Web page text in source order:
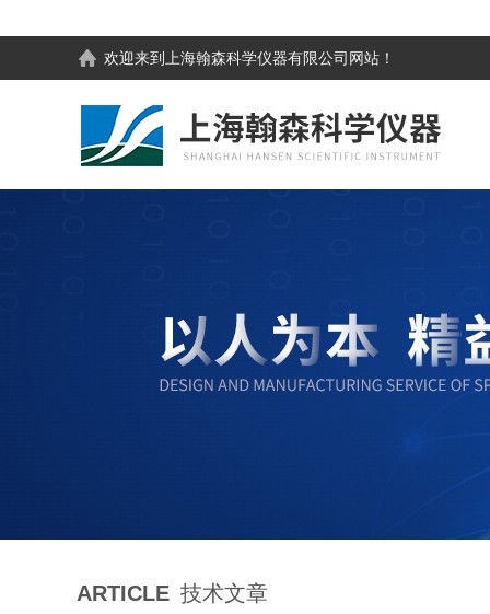
欢迎来到 上海翰森科学仪器有限公司 网站！
ARTICLE 技术文章